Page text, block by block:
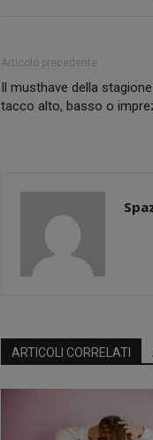
Articolo precedente
Il musthave della
tacco alto, basso o
ARTICOLI CORRELATI